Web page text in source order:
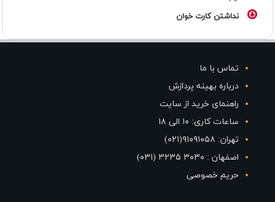
نداشتن کارت خوان
تماس با ما
درباره بهینه پردازش
راهنمای خرید از سایت
ساعات کاری: ۱۰ الی ۱۸
تهران: ۹۱۰۹۱۰۵۸(۰۲۱)
اصفهان : ۳۰۳۰ ۳۲۳۵ (۰۳۱)
حریم خصوصی